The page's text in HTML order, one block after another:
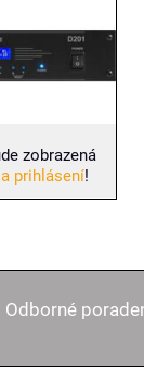
zobrazená
prihlásení!
Odborné